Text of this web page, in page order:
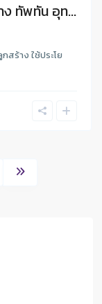
ทัพทัน อุท...
ร้าง ใช้ประโย